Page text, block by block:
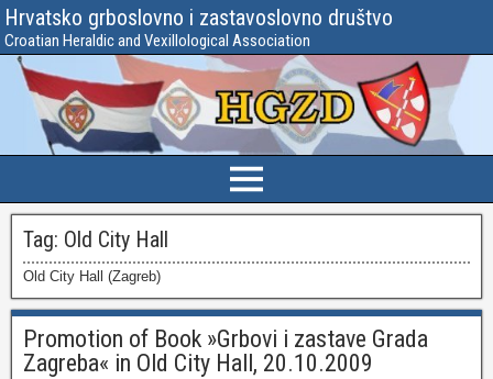
Hrvatsko grboslovno i zastavoslovno društvo
Croatian Heraldic and Vexillological Association
Tag: Old City Hall
Old City Hall (Zagreb)
Promotion of Book »Grbovi i zastave Grada
Zagreba« in Old City Hall, 20.10.2009